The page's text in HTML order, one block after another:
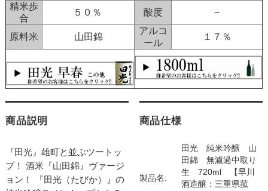
精米歩
合
５０％ 酸度 −
原料米 山田錦
アルコ
ール
１７％
商品説明
『田光』雄町と並ぶツートッ
プ！ 酒米『山田錦』ヴァージ
ョン！ 『田光（たびか）』の
商品仕様
製品名:
田光 純米吟醸 山
田錦 無濾過中取り
生 720ml 【早川
酒造醸：三重県菰